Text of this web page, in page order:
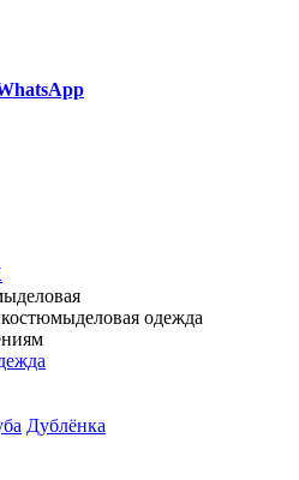
деловая
костюмыделовая одежда
Дублёнка